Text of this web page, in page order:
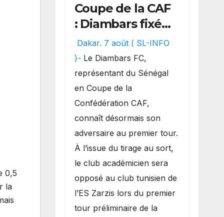
0,5
la
Coupe de la CAF
: Diambars fixé
sur son destin
africain, l’ES
Zarzis sera son
premier
obstacle.
Dakar. 7 août ( SL-INFO
)- Le Diambars FC,
représentant du Sénégal
en Coupe de la
Confédération CAF,
connaît désormais son
adversaire au premier tour.
À l’issue du tirage au sort,
le club académicien sera
opposé au club tunisien de
l’ES Zarzis lors du premier
tour préliminaire de la